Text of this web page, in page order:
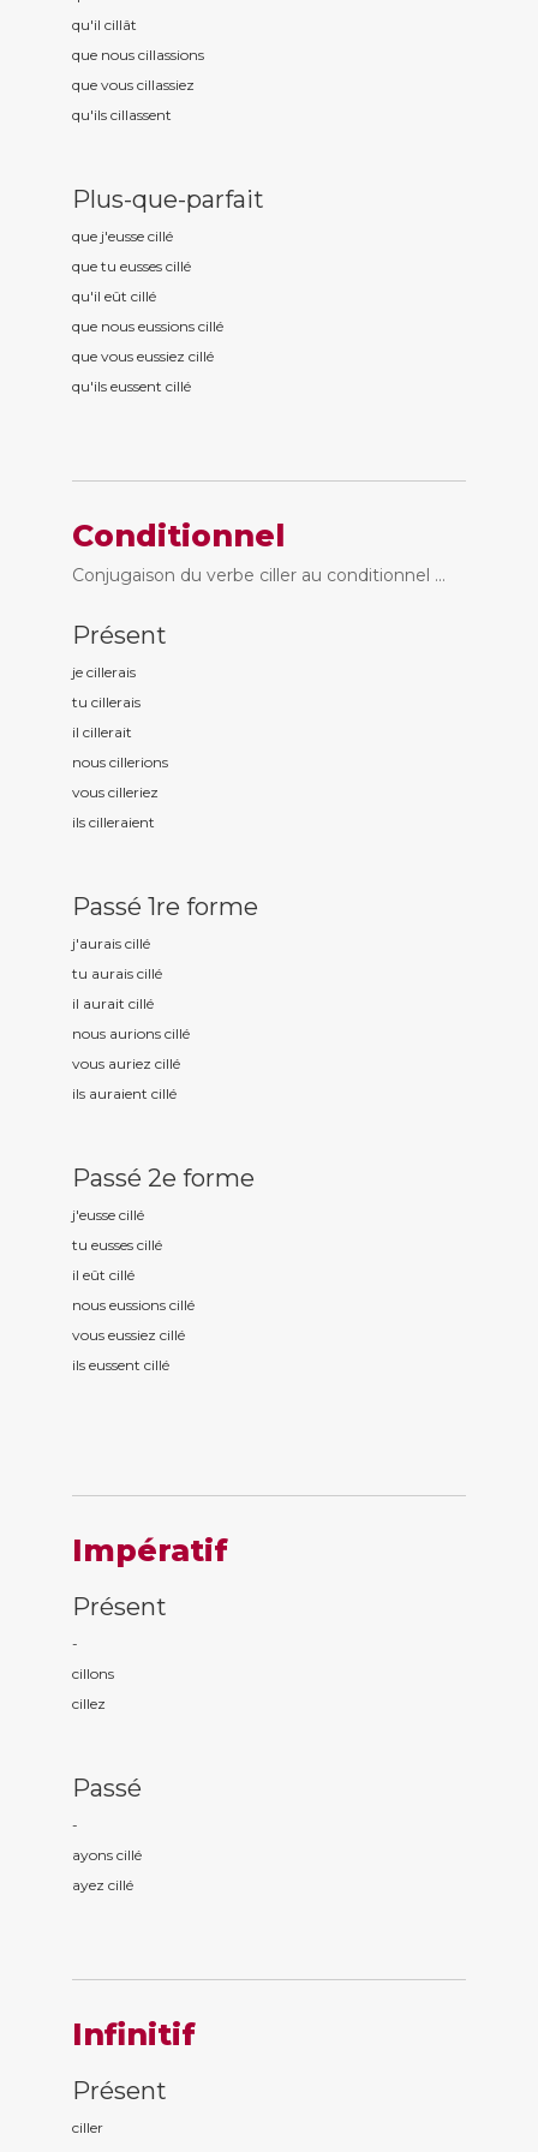
qu'il cillât
que nous cillassions
que vous cillassiez
qu'ils cillassent
Plus-que-parfait
que j'eusse cillé
que tu eusses cillé
qu'il eût cillé
que nous eussions cillé
que vous eussiez cillé
qu'ils eussent cillé
Conditionnel
Conjugaison du verbe ciller au conditionnel ...
Présent
je cillerais
tu cillerais
il cillerait
nous cillerions
vous cilleriez
ils cilleraient
Passé 1re forme
j'aurais cillé
tu aurais cillé
il aurait cillé
nous aurions cillé
vous auriez cillé
ils auraient cillé
Passé 2e forme
j'eusse cillé
tu eusses cillé
il eût cillé
nous eussions cillé
vous eussiez cillé
ils eussent cillé
Impératif
Présent
-
cillons
cillez
Passé
-
ayons cillé
ayez cillé
Infinitif
Présent
ciller